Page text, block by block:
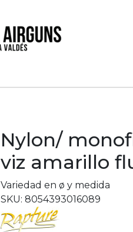
Nylon/
viz amarillo
Variedad en ø y medida
SKU: 8054393016089